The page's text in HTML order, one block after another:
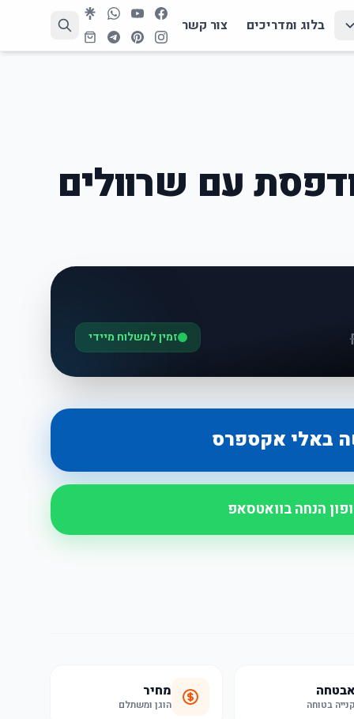
בלוג ומדריכים צור קשר
עם שרוולים
זמין למשלוח מיידי
באלי אקספרס
הנחה בוואטסאפ
בטוחה
מחיר
הוגן ומשתלם